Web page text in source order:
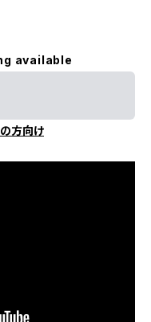
available
方向け